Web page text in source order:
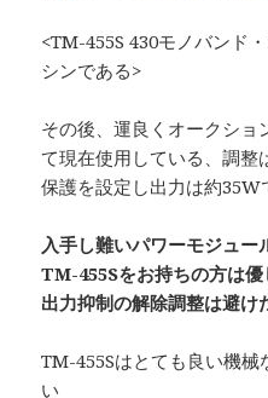
<TM-455S 430モノバンド
シンである>
その後、運良くオークショ
て現在使用している、調整
保護を設定し出力は約35W
入手し難いパワーモジュ
TM-455Sをお持ちの方は
出力抑制の解除調整は避け
TM-455Sはとても良い機
い